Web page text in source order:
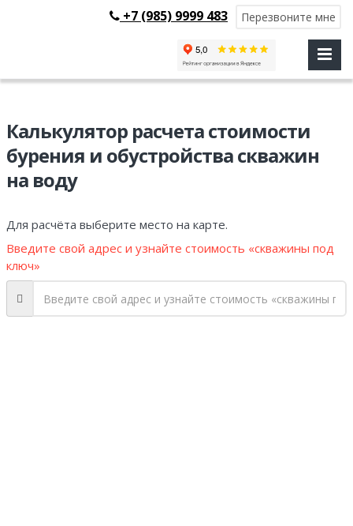
+7 (985) 9999 483 Перезвоните мне
Калькулятор расчета стоимости
бурения и обустройства скважин
на воду
Для расчёта выберите место на карте.
Введите свой адрес и узнайте стоимость «скважины под
ключ»